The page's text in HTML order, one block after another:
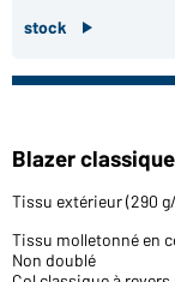
stock
Blazer
Tissu extérieur (290
Tissu molletonné en
Non doublé